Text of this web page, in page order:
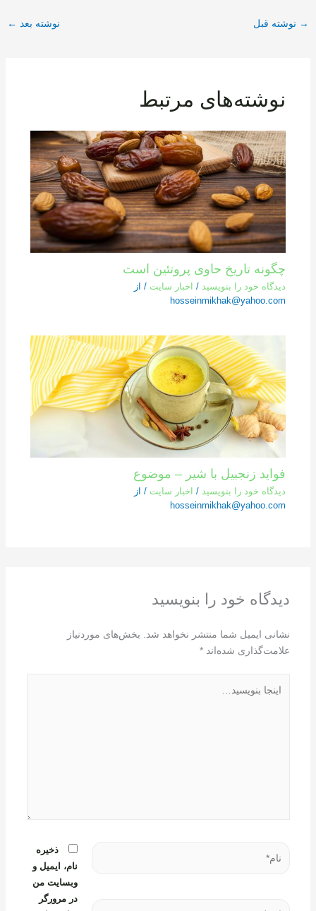
→ نوشته قبل نوشته بعد ←
نوشته‌های مرتبط
چگونه تاریخ حاوی پروتئین است
دیدگاه‌ خود را بنویسید / اخبار سایت / از
hosseinmikhak@yahoo.com
فواید زنجبیل با شیر – موضوع
دیدگاه‌ خود را بنویسید / اخبار سایت / از
hosseinmikhak@yahoo.com
دیدگاه‌ خود را بنویسید
نشانی ایمیل شما منتشر نخواهد شد.
بخش‌های موردنیاز
علامت‌گذاری شده‌اند*
بنویسید…
ذخیره
نام، ایمیل و
وبسایت من
در مرورگر